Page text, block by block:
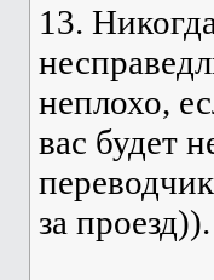
13.
неплохо,
вас будет
за проезд)).